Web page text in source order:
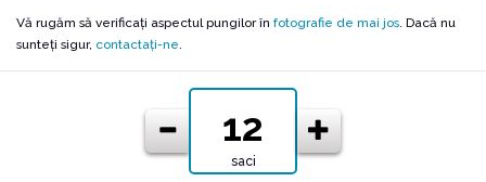
Vă rugăm să verificați aspectul pungilor în fotografie de mai jos. Dacă nu
sunteți sigur, contactați-ne.
saci